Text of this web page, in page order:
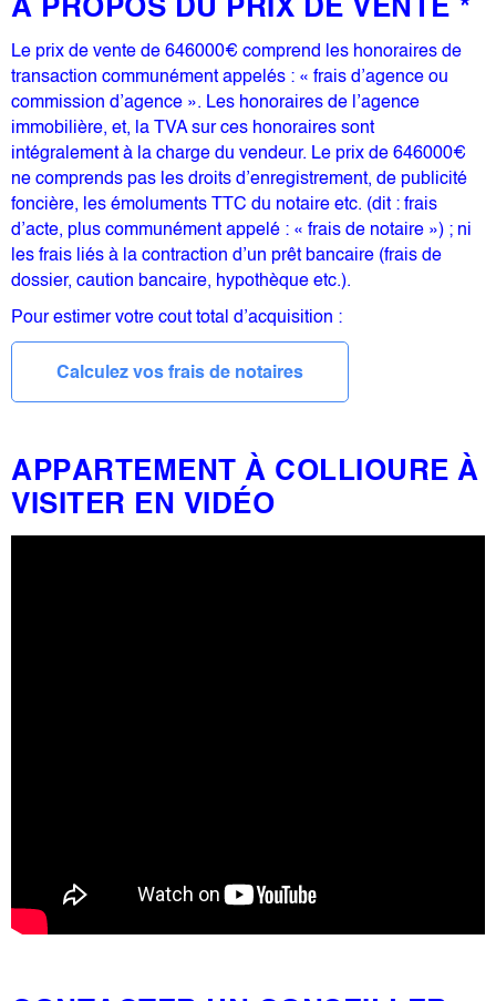
Le prix de vente de 646000€ comprend les honoraires de
transaction communément appelés : « frais d’agence ou
commission d’agence ». Les honoraires de l’agence
immobilière, et, la TVA sur ces honoraires sont
intégralement à la charge du vendeur. Le prix de 646000€
ne comprends pas les droits d’enregistrement, de publicité
foncière, les émoluments TTC du notaire etc. (dit : frais
d’acte, plus communément appelé : « frais de notaire ») ; ni
les frais liés à la contraction d’un prêt bancaire (frais de
dossier, caution bancaire, hypothèque etc.).
Pour estimer votre cout total d’acquisition :
Calculez vos frais de notaires
APPARTEMENT À COLLIOURE À
VISITER EN VIDÉO